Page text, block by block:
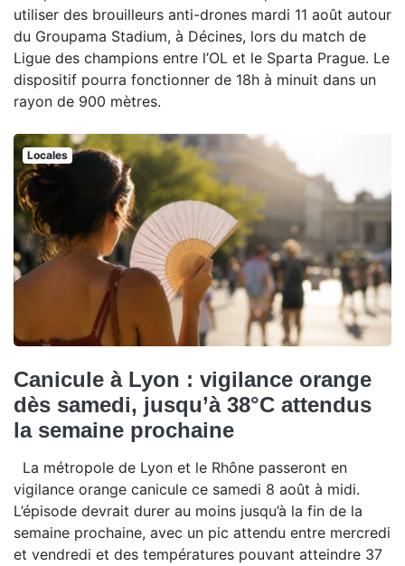
utiliser des brouilleurs anti-drones mardi 11 août autour
du Groupama Stadium, à Décines, lors du match de
Ligue des champions entre l’OL et le Sparta Prague. Le
dispositif pourra fonctionner de 18h à minuit dans un
rayon de 900 mètres.
Locales
Canicule à Lyon : vigilance orange
dès samedi, jusqu’à 38°C attendus
la semaine prochaine
La métropole de Lyon et le Rhône passeront en
vigilance orange canicule ce samedi 8 août à midi.
L’épisode devrait durer au moins jusqu’à la fin de la
semaine prochaine, avec un pic attendu entre mercredi
et vendredi et des températures pouvant atteindre 37